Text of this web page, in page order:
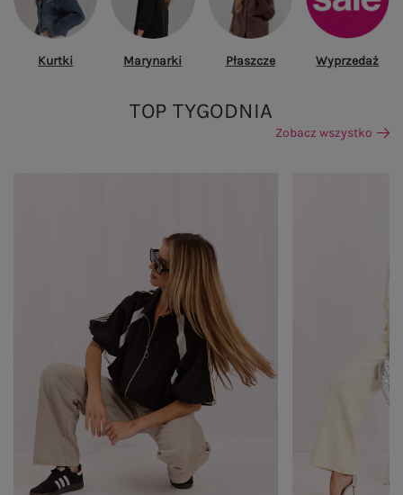
Kurtki Marynarki Płaszcze Wyprzedaż
TOP TYGODNIA
Zobacz wszystko